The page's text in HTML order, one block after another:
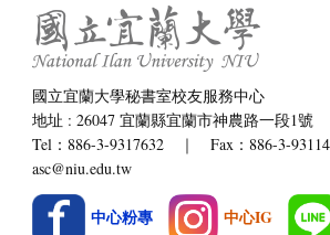
國立宜蘭大學秘書室校友服務中心
地址 : 26047 宜蘭縣宜蘭市神農路一段1號
Tel：886-3-9317632 ｜ Fax：886-3-
asc@niu.edu.tw
中心粉專 中心IG